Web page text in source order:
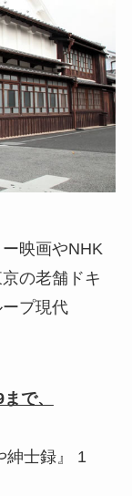
映画やNHK
の老舗ドキ
プ現代
で、
紳士録』 1